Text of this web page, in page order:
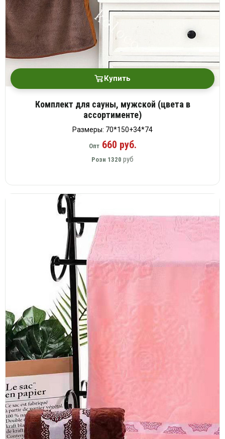
Купить
Комплект для сауны, мужской (цвета в
ассортименте)
Размеры: 70*150+34*74
Опт660 руб.
Розн 1320 руб